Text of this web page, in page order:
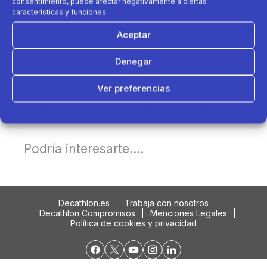
características y funciones.
Aceptar
Denegar
Ver preferencias
Podría interesarte....
Decathlon.es
Trabaja con nosotros
Decathlon Compromisos
Menciones Legales
Política de cookies y privacidad